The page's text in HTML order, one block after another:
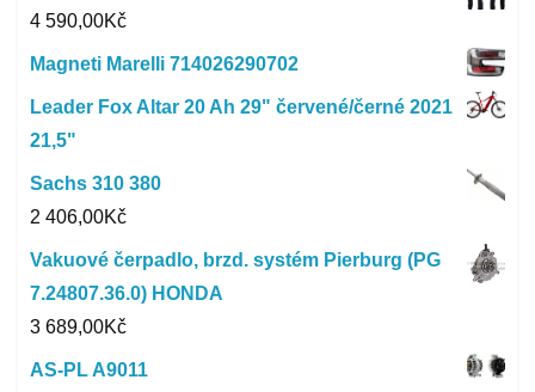
4 590,00Kč
Magneti Marelli 714026290702
Leader Fox Altar 20 Ah 29" červené/černé 2021
21,5"
Sachs 310 380
2 406,00Kč
Vakuové čerpadlo, brzd. systém Pierburg (PG
7.24807.36.0) HONDA
3 689,00Kč
AS-PL A9011